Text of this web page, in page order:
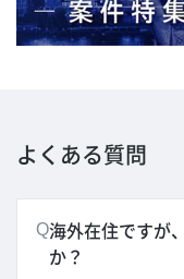
よくある質問
Q海外在住ですが
か？